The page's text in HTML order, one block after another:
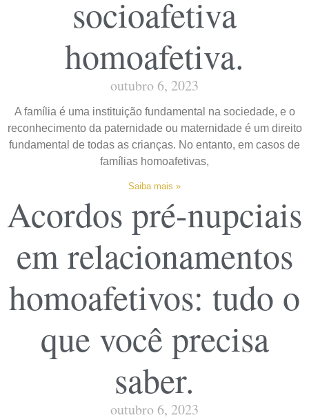
socioafetiva
homoafetiva.
outubro 6, 2023
A família é uma instituição fundamental na sociedade, e o
reconhecimento da paternidade ou maternidade é um direito
fundamental de todas as crianças. No entanto, em casos de
famílias homoafetivas,
Saiba mais »
Acordos pré-nupciais
em relacionamentos
homoafetivos: tudo o
que você precisa
saber.
outubro 6, 2023